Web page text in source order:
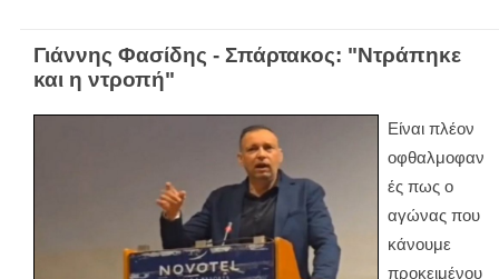
Γιάννης Φασίδης - Σπάρτακος: "Ντράπηκε
και η ντροπή"
Είναι πλέον
οφθαλμοφαν
ές πως ο
αγώνας που
κάνουμε
προκειμένου